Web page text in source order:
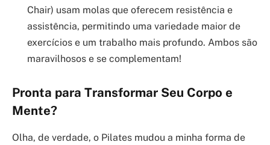
Chair) usam molas que oferecem resistência e
assistência, permitindo uma variedade maior de
exercícios e um trabalho mais profundo. Ambos são
maravilhosos e se complementam!
Pronta para Transformar Seu Corpo e
Mente?
Olha, de verdade, o Pilates mudou a minha forma de